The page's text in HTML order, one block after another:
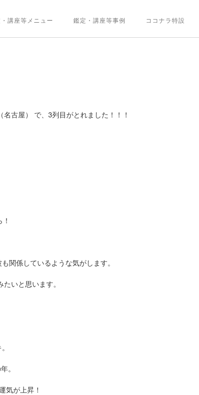
講座等メニュー 鑑定・講座等事例 ココナラ特設
古屋） で、3列目がとれました！！！
関係しているような気がします。
いと思います。
。
気が上昇！